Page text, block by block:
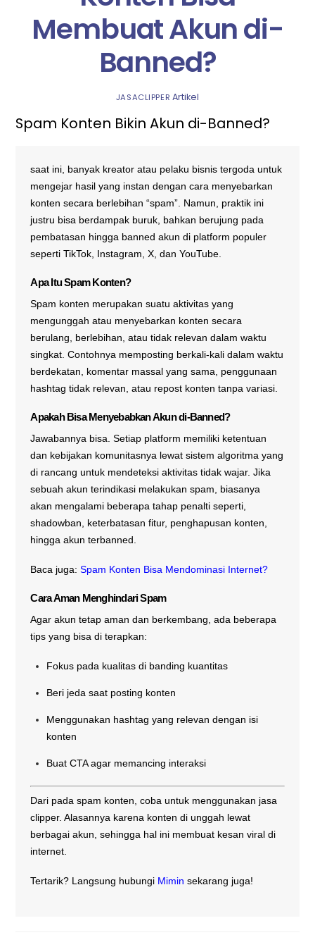
Membuat Akun di-
Banned?
JASACLIPPER Artikel
Spam Konten Bikin Akun di-Banned?
saat ini, banyak kreator atau pelaku bisnis tergoda untuk
mengejar hasil yang instan dengan cara menyebarkan
konten secara berlebihan “spam”. Namun, praktik ini
justru bisa berdampak buruk, bahkan berujung pada
pembatasan hingga banned akun di platform populer
seperti TikTok, Instagram, X, dan YouTube.
Apa Itu Spam Konten?
Spam konten merupakan suatu aktivitas yang
mengunggah atau menyebarkan konten secara
berulang, berlebihan, atau tidak relevan dalam waktu
singkat. Contohnya memposting berkali-kali dalam waktu
berdekatan, komentar massal yang sama, penggunaan
hashtag tidak relevan, atau repost konten tanpa variasi.
Apakah Bisa Menyebabkan Akun di-Banned?
Jawabannya bisa. Setiap platform memiliki ketentuan
dan kebijakan komunitasnya lewat sistem algoritma yang
di rancang untuk mendeteksi aktivitas tidak wajar. Jika
sebuah akun terindikasi melakukan spam, biasanya
akan mengalami beberapa tahap penalti seperti,
shadowban, keterbatasan fitur, penghapusan konten,
hingga akun terbanned.
Baca juga:Spam Konten Bisa Mendominasi Internet?
Cara Aman Menghindari Spam
Agar akun tetap aman dan berkembang, ada beberapa
tips yang bisa di terapkan:
Fokus pada kualitas di banding kuantitas
Beri jeda saat posting konten
Menggunakan hashtag yang relevan dengan isi
konten
Buat CTA agar memancing interaksi
Dari pada spam konten, coba untuk menggunakan jasa
clipper. Alasannya karena konten di unggah lewat
berbagai akun, sehingga hal ini membuat kesan viral di
internet.
Tertarik? Langsung hubungi Mimin sekarang juga!